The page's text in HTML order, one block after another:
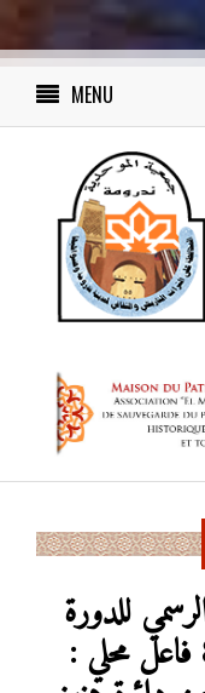
MENU
الرسمي للدورة
التكوينية الخاصة بتكوين 80 فاعل محلي :